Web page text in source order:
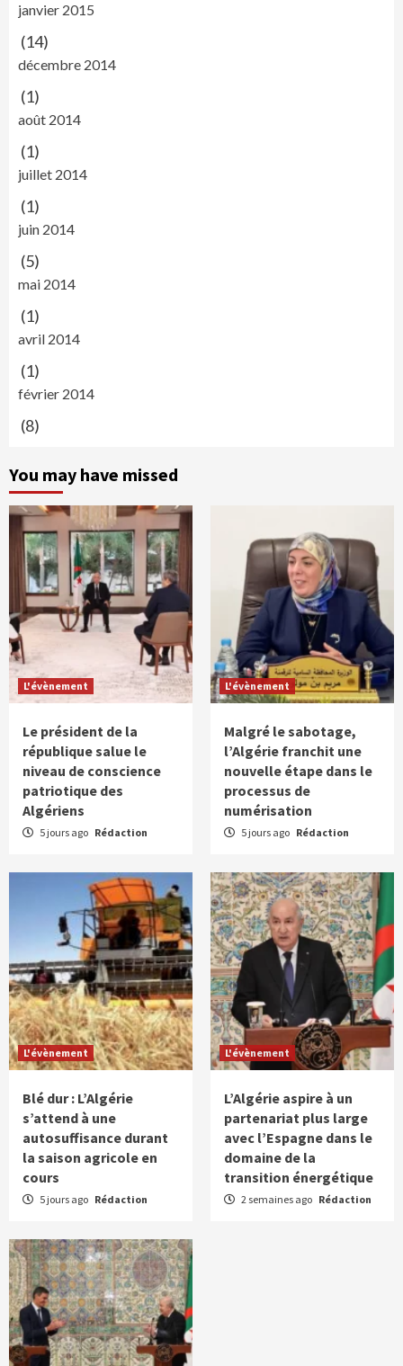
janvier 2015
(14)
décembre 2014
(1)
août 2014
(1)
juillet 2014
(1)
juin 2014
(5)
mai 2014
(1)
avril 2014
(1)
février 2014
(8)
You may have missed
L'évènement
Le président de la
république salue le
niveau de conscience
patriotique des
Algériens
5 jours ago Rédaction
L'évènement
Malgré le sabotage,
l’Algérie franchit une
nouvelle étape dans le
processus de
numérisation
5 jours ago Rédaction
L'évènement
Blé dur : L’Algérie
s’attend à une
autosuffisance durant
la saison agricole en
cours
5 jours ago Rédaction
L'évènement
L’Algérie aspire à un
partenariat plus large
avec l’Espagne dans le
domaine de la
transition énergétique
2 semaines ago Rédaction